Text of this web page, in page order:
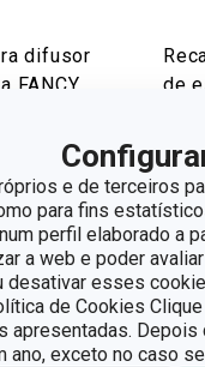
e de terceiros
para fins
perfil elaborado a
a web e poder
desativar esses
de Cookies
apresentadas.
ano, exceto no caso
difusor
FANCY
loja online
de
€